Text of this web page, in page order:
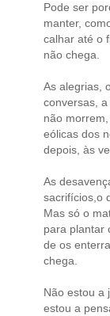
Pode ser
manter,
calhar até o
não chega.
As alegrias,
conversas,
não
eólicas dos
depois, às
As
sacrifícios,o
Mas só o
para plantar
de os
chega.
Não estou a
estou a